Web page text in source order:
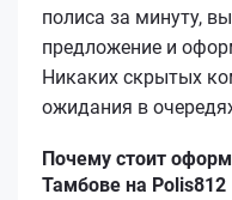
полиса за минуту,
предложение и
Никаких скрытых
ожидания в
Почему стоит
Тамбове на Polis812